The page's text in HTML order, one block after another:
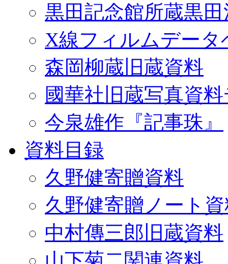
黒田記念館所蔵黒
X線フィルムデータ
森岡柳蔵旧蔵資料
國華社旧蔵写真資
今泉雄作『記事珠』
資料目録
久野健寄贈資料
久野健寄贈ノート
中村傳三郎旧蔵資料